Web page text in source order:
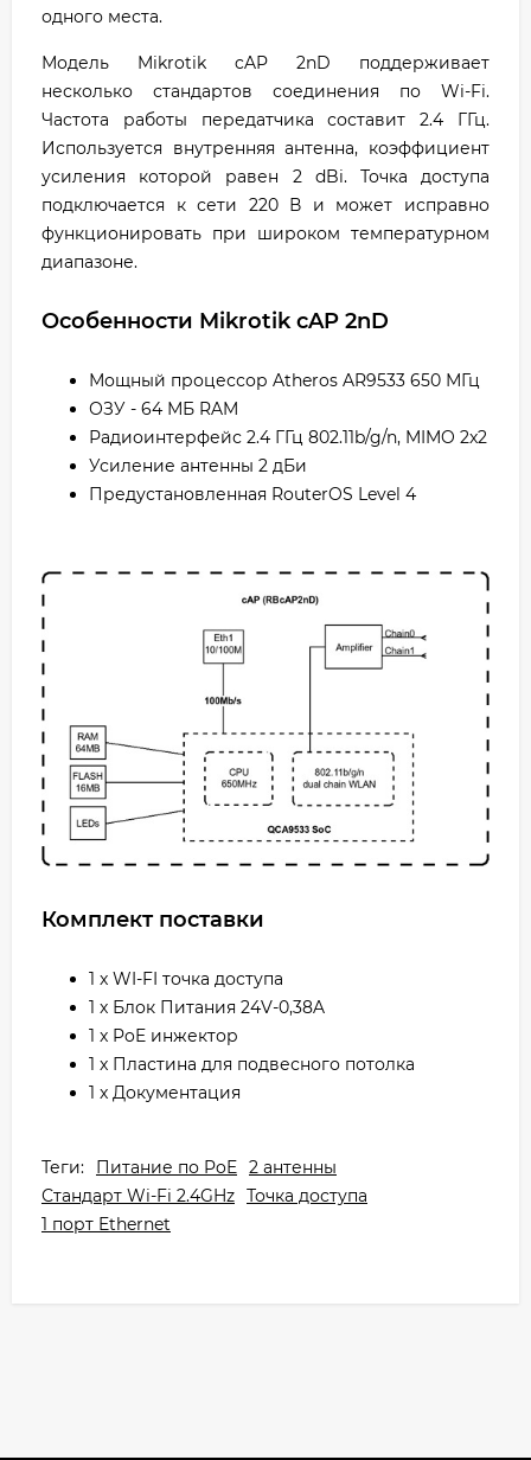
одного места.
Модель Mikrotik cAP 2nD поддерживает
несколько стандартов соединения по Wi-Fi.
Частота работы передатчика составит 2.4 ГГц.
Используется внутренняя антенна, коэффициент
усиления которой равен 2 dBi. Точка доступа
подключается к сети 220 В и может исправно
функционировать при широком температурном
диапазоне.
Особенности Mikrotik cAP 2nD
Мощный процессор Atheros AR9533 650 МГц
ОЗУ - 64 МБ RAM
Радиоинтерфейс 2.4 ГГц 802.11b/g/n, MIMO 2x2
Усиление антенны 2 дБи
Предустановленная RouterOS Level 4
Комплект поставки
1 x WI-FI точка доступа
1 x Блок Питания 24V-0,38A
1 x PoE инжектор
1 x Пластина для подвесного потолка
1 x Документация
Теги: Питание по PoE 2 антенны
Стандарт Wi-Fi 2.4GHz Точка доступа
1 порт Ethernet